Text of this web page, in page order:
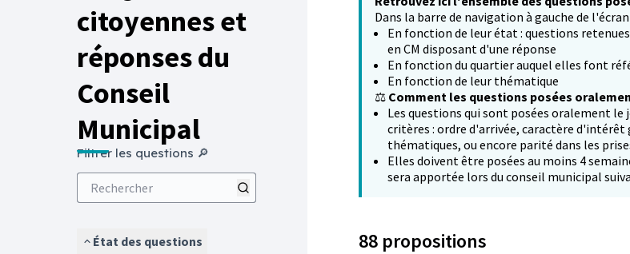
citoyennes et
réponses du
Conseil
Municipal
Filtrer les questions 🔎
État des questions
Dans la barre de navigation à gauche de
En fonction de leur état : questions
en CM disposant d'une réponse
En fonction du quartier auquel elles font
En fonction de leur thématique
⚖️ Comment les questions posées
Les questions qui sont posées oralement
critères : ordre d'arrivée, caractère
thématiques, ou encore parité dans les
Elles doivent être posées au moins 4
sera apportée lors du conseil municipal
88 propositions